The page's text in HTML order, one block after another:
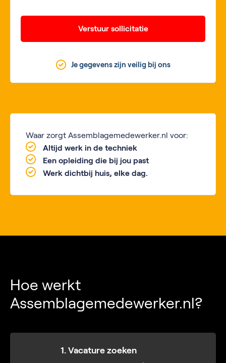
Verstuur sollicitatie
Je gegevens zijn veilig bij ons
Waar zorgt Assemblagemedewerker.nl voor:
Altijd werk in de techniek
Een opleiding die bij jou past
Werk dichtbij huis, elke dag.
Hoe werkt
Assemblagemedewerker.nl?
1. Vacature zoeken